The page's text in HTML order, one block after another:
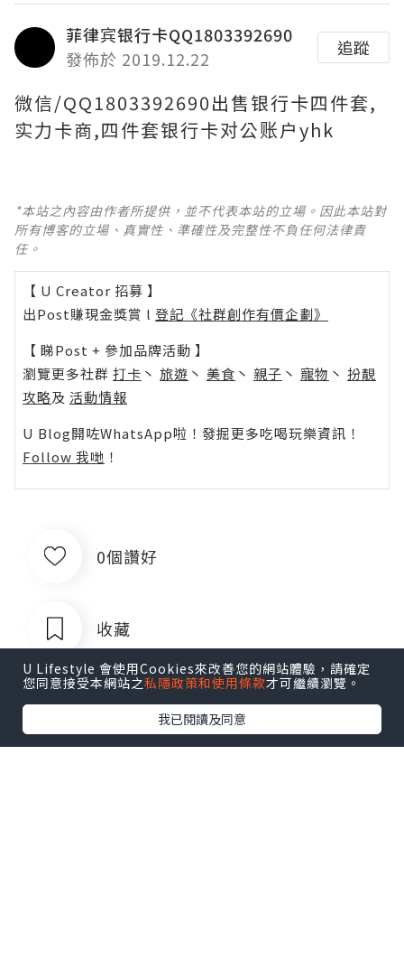
菲律宾银行卡QQ1803392690
發佈於 2019.12.22
追蹤
微信/QQ1803392690出售银行卡四件套,
实力卡商,四件套银行卡对公账户yhk
*本站之內容由作者所提供，並不代表本站的立場。因此本站對
所有博客的立場、真實性、準確性及完整性不負任何法律責
任。
【 U Creator 招募 】
出Post賺現金獎賞 l 登記《社群創作有價企劃》
【 睇Post + 參加品牌活動 】
瀏覽更多社群 打卡 丶 旅遊 丶 美食 丶 親子 丶 寵物 丶 扮靚
攻略及 活動情報
U Blog開咗WhatsApp啦！發掘更多吃喝玩樂資訊！
Follow 我哋 ！
0個讚好
收藏
U Lifestyle 會使用Cookies來改善您的網站體驗，請確定
您同意接受本網站之私隱政策和使用條款才可繼續瀏覽。
我已閱讀及同意